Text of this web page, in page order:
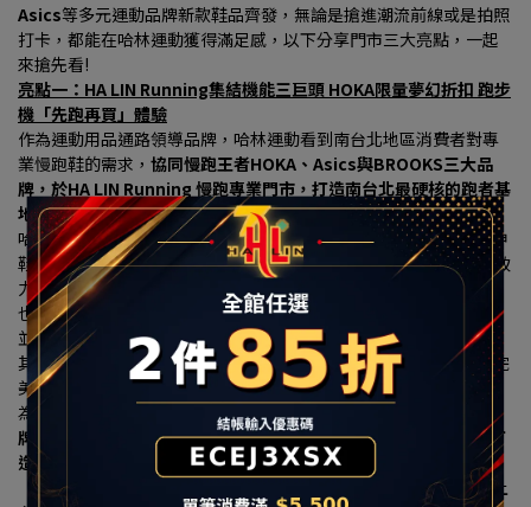
Asics等多元運動品牌新款鞋品齊發，無論是搶進潮流前線或是拍照
打卡，都能在哈林運動獲得滿足感，以下分享門市三大亮點，一起
來搶先看!
亮點一：HA LIN Running集結機能三巨頭 HOKA限量夢幻折扣 跑步
機「先跑再買」體驗
作為運動用品通路領導品牌，哈林運動看到南台北地區消費者對專
業慢跑鞋的需求， 協同慢跑王者HOKA、Asics與BROOKS三大品
牌，於HA LIN Running 慢跑專業門市，打造南台北最硬核的跑者基
地。
哈林運動表示，此次於HA LIN Running專區中，慢跑界當紅避震神
鞋HOKA確認坐鎮機能專區，是目前成長最快的高機能運動鞋款，致
力於開發適應高難度地形與賽事的超跑鞋，為讓樹林地區的消費者
也能搶進潮流最前線，在改裝慶開幕期間祭出限量夢幻折扣，門市
並引進了亞洲慢跑工藝之王Asics與百年跑鞋BROOKS的強大矩陣,
其中Asics 擁有超高人氣的亞瑟膠避震科技與專屬高質感跑鞋牆，完
美貼合亞洲人足底。
為了提供最專業的購鞋體驗，哈林運動特別與全球健身器材領導品
牌「岱宇(Dyaco)」跨界合作，在HA LIN Running慢跑專區獨家打
造「專業跑步機實境動態體驗區」，引進名列美國第一大健身品牌
「SOLE」電動跑步機，內含觸控式螢幕面板，
消費者可以現場換上